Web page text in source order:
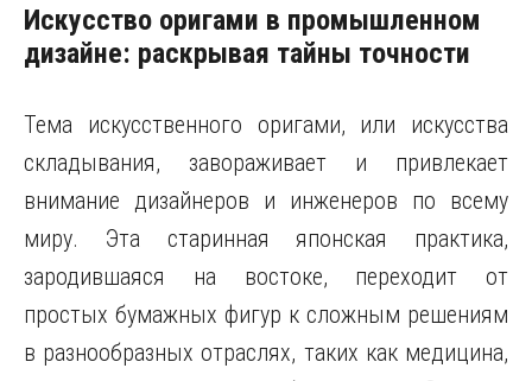
Искусство оригами в промышленном
дизайне: раскрывая тайны точности
Тема искусственного оригами, или искусства
складывания, завораживает и привлекает
внимание дизайнеров и инженеров по всему
миру. Эта старинная японская практика,
зародившаяся на востоке, переходит от
простых бумажных фигур к сложным решениям
в разнообразных отраслях, таких как медицина,